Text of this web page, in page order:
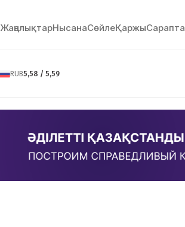
ЖаңалықтарНысанаСөйлeҚаржы
RUB5,58 / 5,59